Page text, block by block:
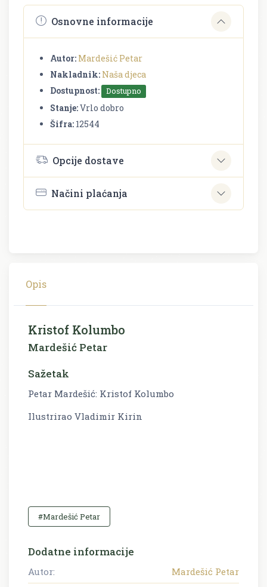
Osnovne informacije
Autor: Mardešić Petar
Nakladnik: Naša djeca
Dostupnost:
Dostupno
Stanje:Vrlo dobro
Šifra: 12544
Opcije dostave
Načini plaćanja
Opis
Kristof Kolumbo
Mardešić Petar
Sažetak
Petar Mardešić: Kristof Kolumbo
Ilustrirao Vladimir Kirin
#Mardešić Petar
Dodatne informacije
Autor:
Mardešić Petar